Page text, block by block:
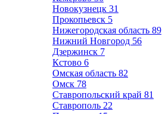
Новокузнецк 31
Прокопьевск 5
Нижегородская область 89
Нижний Новгород 56
Дзержинск 7
Кстово 6
Омская область 82
Омск 78
Ставропольский край 81
Ставрополь 22